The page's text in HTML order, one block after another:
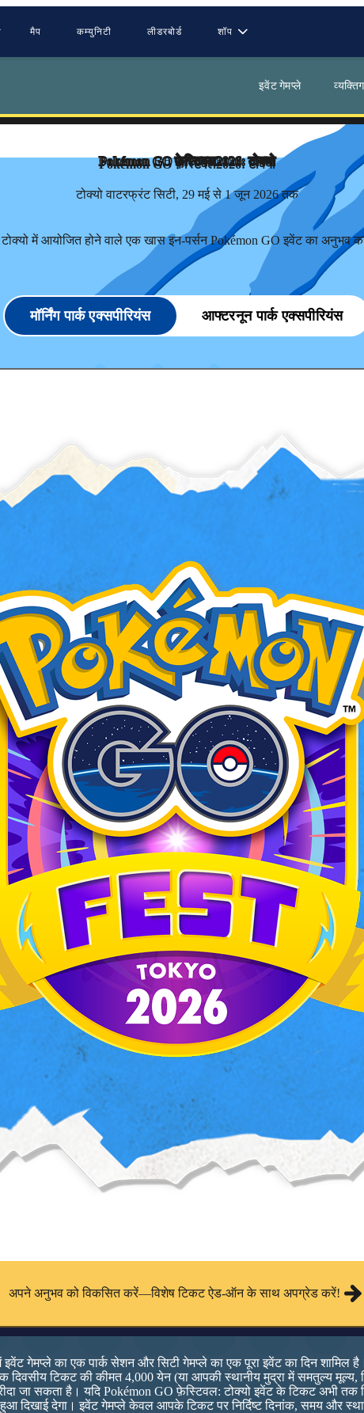
मैप कम्युनिटी लीडरबोर्ड शॉप
इवेंट गेमप्ले
सेकंड
Pokémon GO फ़ेस्टिवल2026: टोक्यो
टोक्यो वाटरफ्रंट सिटी, 29 मई से 1 जून 2026 तक
टोक्यो में आयोजित होने वाले एक खास इन-पर्सन Pokémon GO इवेंट का अनुभव
मॉर्निंग पार्क एक्सपीरियंस आफ्टरनून पार्क एक्सपीरियंस
अपने अनुभव को विकसित करें—विशेष टिकट ऐड-ऑन के साथ अपग्रेड करें!
गेमप्ले का एक पार्क सेशन और सिटी गेमप्ले का एक पूरा इवेंट का दिन शामिल
दिवसीय टिकट की कीमत 4,000 येन (या आपकी स्थानीय मुद्रा में समतुल्य
जा सकता है। यदि Pokémon GO फ़ेस्टिवल: टोक्यो इवेंट के टिकट अभी
दिखाई देगा। इवेंट गेमप्ले केवल आपके टिकट पर निर्दिष्ट दिनांक, समय और